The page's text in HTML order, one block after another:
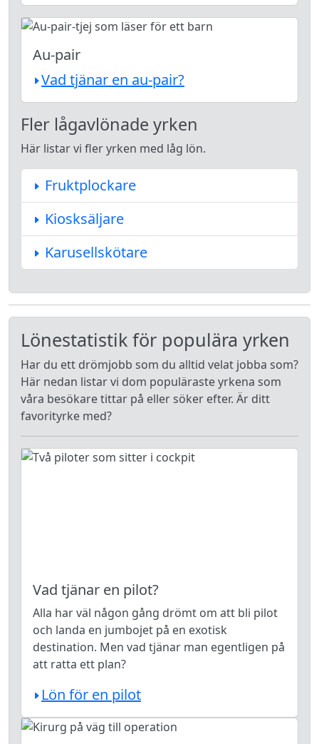
Au-pair
Vad tjänar en au-pair?
Fler lågavlönade yrken
Här listar vi fler yrken med låg lön.
Fruktplockare
Kiosksäljare
Karusellskötare
Lönestatistik för populära yrken
Har du ett drömjobb som du alltid velat jobba som?
Här nedan listar vi dom populäraste yrkena som
våra besökare tittar på eller söker efter. Är ditt
favorityrke med?
Vad tjänar en pilot?
Alla har väl någon gång drömt om att bli pilot
och landa en jumbojet på en exotisk
destination. Men vad tjänar man egentligen på
att ratta ett plan?
Lön för en pilot